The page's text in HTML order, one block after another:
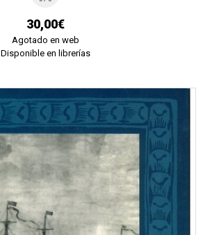
30,00€
Agotado en web
Disponible en librerías